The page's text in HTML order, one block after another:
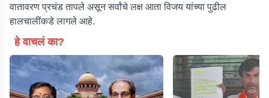
वातावरण प्रचंड तापले असून सर्वांचे लक्ष आता विजय यांच्या पुढील
हालचालींकडे लागले आहे.
हे वाचलं का?